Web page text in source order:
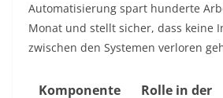
Automatisierung spart hunderte
Monat und stellt sicher, dass keine
zwischen den Systemen verloren
Komponente
Rolle in der